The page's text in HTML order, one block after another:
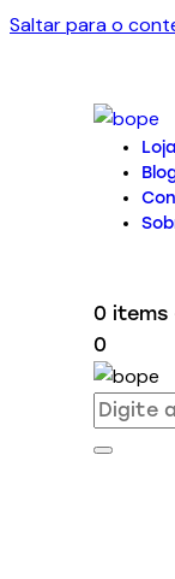
Saltar para o
Loja
0 items
0